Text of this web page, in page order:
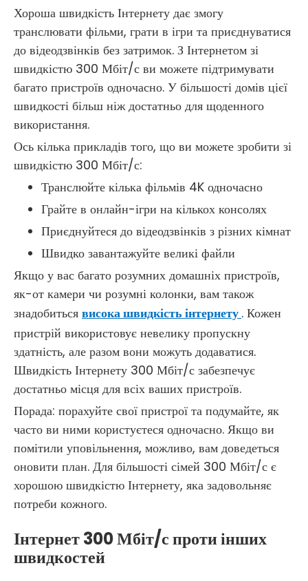
Хороша швидкість Інтернету дає змогу
транслювати фільми, грати в ігри та приєднуватися
до відеодзвінків без затримок. З Інтернетом зі
швидкістю 300 Мбіт/с ви можете підтримувати
багато пристроїв одночасно. У більшості домів цієї
швидкості більш ніж достатньо для щоденного
використання.
Ось кілька прикладів того, що ви можете зробити зі
швидкістю 300 Мбіт/с:
Транслюйте кілька фільмів 4K одночасно
Грайте в онлайн-ігри на кількох консолях
Приєднуйтеся до відеодзвінків з різних кімнат
Швидко завантажуйте великі файли
Якщо у вас багато розумних домашніх пристроїв,
як-от камери чи розумні колонки, вам також
знадобиться висока швидкість інтернету . Кожен
пристрій використовує невелику пропускну
здатність, але разом вони можуть додаватися.
Швидкість Інтернету 300 Мбіт/с забезпечує
достатньо місця для всіх ваших пристроїв.
Порада: порахуйте свої пристрої та подумайте, як
часто ви ними користуєтеся одночасно. Якщо ви
помітили уповільнення, можливо, вам доведеться
оновити план. Для більшості сімей 300 Мбіт/с є
хорошою швидкістю Інтернету, яка задовольняє
потреби кожного.
Інтернет 300 Мбіт/с проти інших
швидкостей